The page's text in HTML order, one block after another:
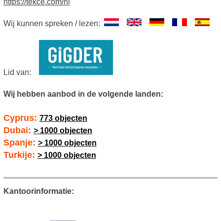
https://tekce.com/nl
Wij kunnen spreken / lezen:
Lid van:
Wij hebben aanbod in de volgende landen:
Cyprus: 773 objecten
Dubai: > 1000 objecten
Spanje: > 1000 objecten
Turkije: > 1000 objecten
Kantoorinformatie: